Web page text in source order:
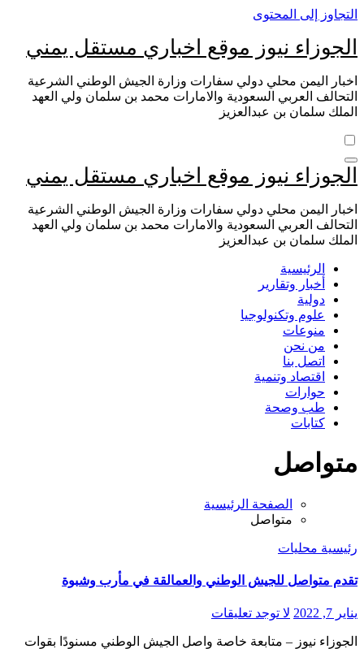
التجاوز إلى المحتوى
الجوزاء نيوز موقع اخباري مستقل يمني
اخبار اليمن محلي دولي سفارات وزارة الجيش الوطني الشرعية
التحالف العربي السعودية والامارات محمد بن سلمان ولي العهد
الملك سلمان بن عبدالعزيز
الجوزاء نيوز موقع اخباري مستقل يمني
اخبار اليمن محلي دولي سفارات وزارة الجيش الوطني الشرعية
التحالف العربي السعودية والامارات محمد بن سلمان ولي العهد
الملك سلمان بن عبدالعزيز
الرئيسية
أخبار وتقارير
دولية
علوم وتكنولوجيا
منوعات
من نحن
اتصل بنا
اقتصاد وتنمية
حوارات
طب وصحة
كتابات
متواصل
الصفحة الرئيسية
متواصل
رئيسية محليات
تقدم متواصل للجيش الوطني والعمالقة في مأرب وشبوة
يناير 7, 2022 لا توجد تعليقات